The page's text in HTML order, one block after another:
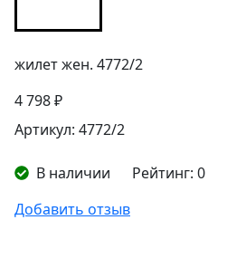
жилет жен. 4772/2
4 798 ₽
Артикул: 4772/2
В наличии Рейтинг: 0
Добавить отзыв